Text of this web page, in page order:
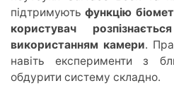
підтримуютьфункцію
користувач
використанням камери.
навіть експерименти з
обдурити систему складно.